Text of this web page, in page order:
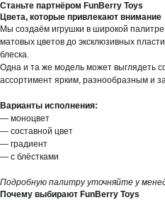
Станьте партнёром FunBerry Toys
Цвета, которые привлекают внимание
Мы создаём игрушки в широкой
матовых цветов до эксклюзивных
блеска.
Одна и та же модель может выглядеть
ассортимент ярким, разнообразным и
Варианты исполнения:
— моноцвет
— составной цвет
— градиент
— с блёстками
Подробную палитру уточняйте у
Почему выбирают FunBerry Toys